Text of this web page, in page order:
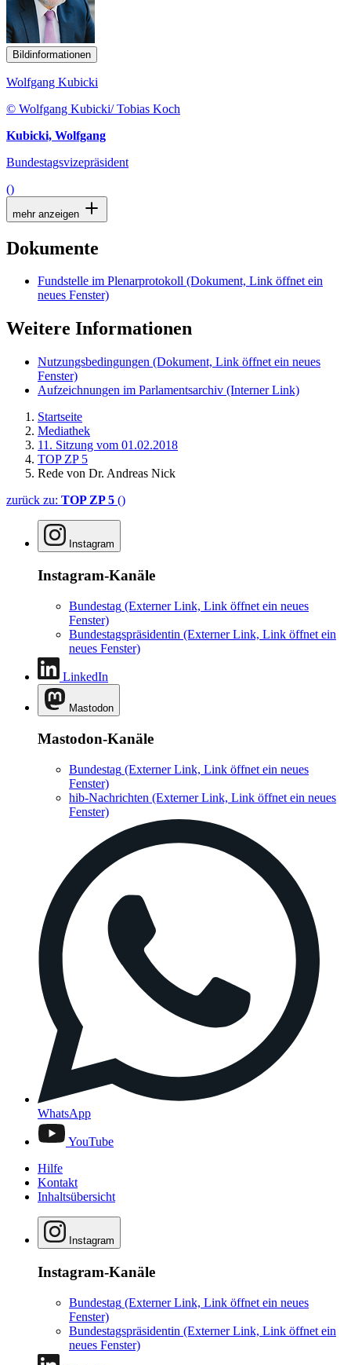
Bildinformationen
Wolfgang Kubicki
© Wolfgang Kubicki/ Tobias Koch
Kubicki, Wolfgang
Bundestagsvizepräsident
()
mehr anzeigen
Dokumente
Fundstelle im Plenarprotokoll (Dokument, Link öffnet ein
neues Fenster)
Weitere Informationen
Nutzungsbedingungen (Dokument, Link öffnet ein neues
Fenster)
Aufzeichnungen im Parlamentsarchiv (Interner Link)
Startseite
Mediathek
11. Sitzung vom 01.02.2018
TOP ZP 5
Rede von Dr. Andreas Nick
zurück zu: TOP ZP 5 ()
Instagram
Instagram-Kanäle
Bundestag (Externer Link, Link öffnet ein neues
Fenster)
Bundestagspräsidentin (Externer Link, Link öffnet ein
neues Fenster)
LinkedIn
Mastodon
Mastodon-Kanäle
Bundestag (Externer Link, Link öffnet ein neues
Fenster)
hib-Nachrichten (Externer Link, Link öffnet ein neues
Fenster)
WhatsApp
YouTube
Hilfe
Kontakt
Inhaltsübersicht
Instagram
Instagram-Kanäle
Bundestag (Externer Link, Link öffnet ein neues
Fenster)
Bundestagspräsidentin (Externer Link, Link öffnet ein
neues Fenster)